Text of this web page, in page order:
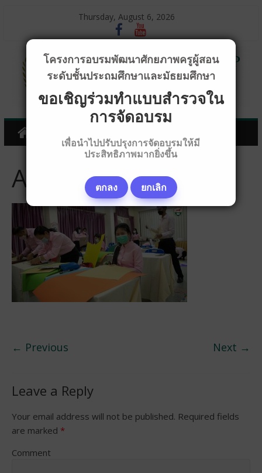
Thursday, August 6, 2026
AAAA8910
← Previous Next →
Leave a Reply
Your email address will not be published. Required fields
are marked *
Comment
โครงการอบรมพัฒนาศักยภาพครูผู้สอน
ระดับชั้นประถมศึกษาและมัธยมศึกษา
ขอเชิญร่วมทำแบบสำรวจใน
การจัดอบรม
เพื่อนำไปปรับปรุงการจัดอบรมให้มี
ประสิทธิภาพมากยิ่งขึ้น
ตกลง ยกเลิก